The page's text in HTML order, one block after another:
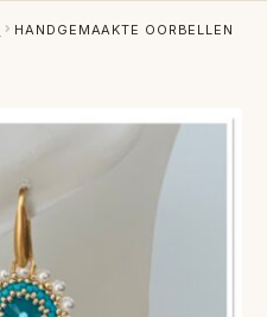
HANDGEMAAKTE OORBELLEN